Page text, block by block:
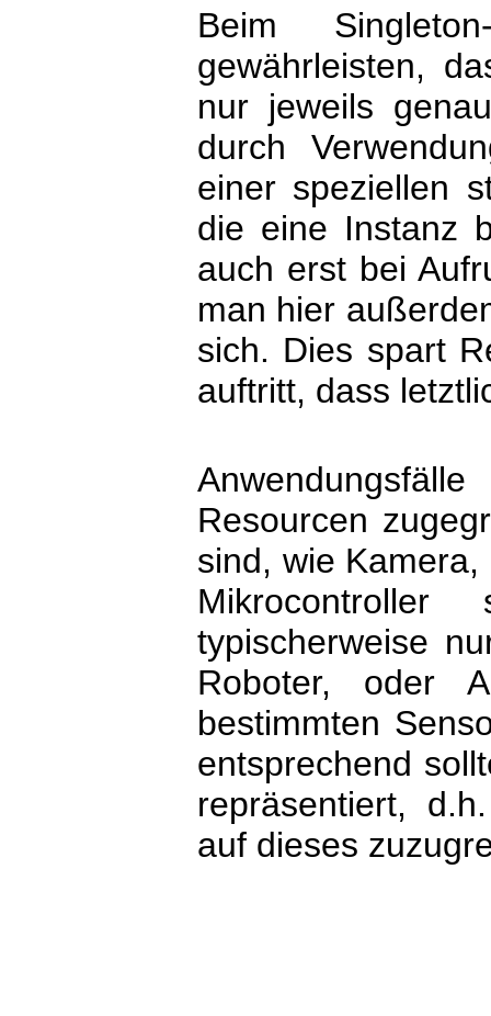
Beim
gewährleisten,
nur jeweils
durch
einer speziellen
die eine Instanz
auch erst bei
man hier
sich. Dies spart
auftritt, dass
Resourcen
sind, wie
typischerweise
Roboter, oder
bestimmten
entsprechend
repräsentiert,
auf dieses